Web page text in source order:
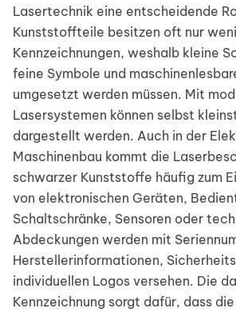
Lasertechnik eine entscheidende
Kunststoffteile besitzen oft nur
Kennzeichnungen, weshalb kleine
feine Symbole und
umgesetzt werden müssen. Mit
Lasersystemen können selbst
dargestellt werden. Auch in der
Maschinenbau kommt die
schwarzer Kunststoffe häufig zum
von elektronischen Geräten,
Schaltschränke, Sensoren oder
Abdeckungen werden mit
Herstellerinformationen,
individuellen Logos versehen. Die
Kennzeichnung sorgt dafür, dass